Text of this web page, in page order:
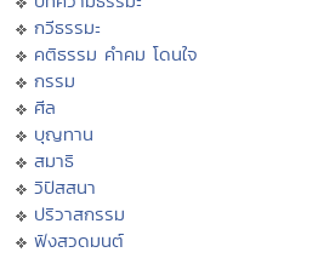
กวีธรรมะ
คติธรรม คำคม โดนใจ
กรรม
ศีล
บุญทาน
สมาธิ
วิปัสสนา
ปริวาสกรรม
ฟังสวดมนต์